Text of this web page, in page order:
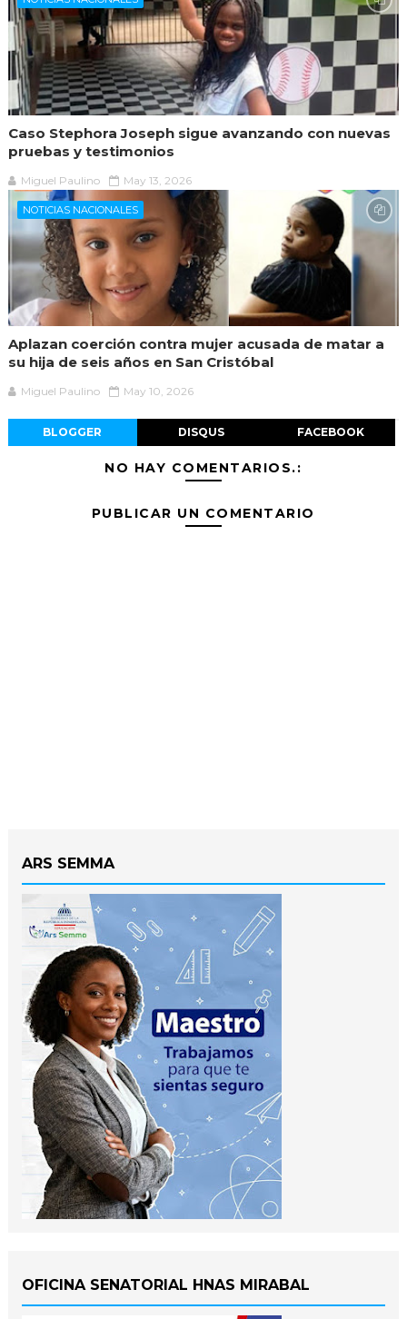
Caso Stephora Joseph sigue avanzando con nuevas
pruebas y testimonios
Miguel Paulino May 13, 2026
NOTICIAS NACIONALES
Aplazan coerción contra mujer acusada de matar a
su hija de seis años en San Cristóbal
Miguel Paulino May 10, 2026
BLOGGER DISQUS FACEBOOK
NO HAY COMENTARIOS.:
PUBLICAR UN COMENTARIO
ARS SEMMA
OFICINA SENATORIAL HNAS MIRABAL